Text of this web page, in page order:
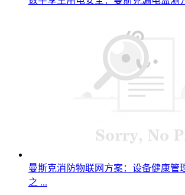
曼斯克消防物联网方案：设备健康管
之 ...